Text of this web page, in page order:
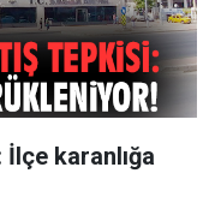
İlçe karanlığa